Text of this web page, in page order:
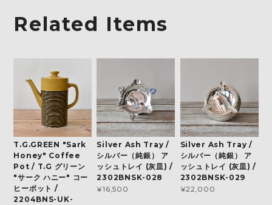
Related Items
T.G.GREEN "Sark
Honey" Coffee
Pot / T.G グリーン
"サーク ハニー" コー
ヒーポット /
2204BNS-UK-
Silver Ash Tray /
シルバー（純銀） ア
ッシュトレイ (灰皿) /
2302BNSK-028
¥16,500
Silver Ash Tray /
シルバー（純銀） ア
ッシュトレイ (灰皿) /
2302BNSK-029
¥22,000